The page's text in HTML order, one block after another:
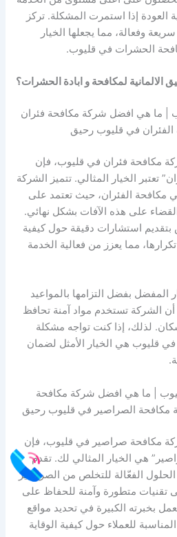
العودة إذا استمرت المشكلة. تركز
وفعالة، مما يجعلها الخيار
الحشرات في قليوب.
لمكافحة و ابادة الحشرات؟
| ما هي افضل شركة مكافحة فئران
في قليوب رحيق
مكافحة فئران في قليوب، فإن
تعتبر الخيار المثالي. تتميز الشركة
مكافحة الفئران، حيث تعتمد على
على هذه الآفات بشكل نهائي.
استشارات دقيقة حول كيفية
مما يعزز من فعالية الخدمة
المفضل بفضل التزامها بالمواعيد
أن الشركة تستخدم مواد آمنة تحافظ
لذلك، إذا كنت تواجه مشكلة
قليوب هي الخيار الأمثل لضمان
| ما هي افضل شركة مكافحة
الصراصير في قليوب رحيق
مكافحة صراصير في قليوب، فإن
هي الخيار المثالي لك. تقدم
الفعّالة للتخلص من الصراصير
تقنيات متطورة وآمنة للحفاظ على
بخبرته الكبيرة في تحديد مواقع
للعملاء حول كيفية الوقاية